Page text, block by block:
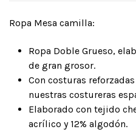
Ropa Mesa camilla:
Ropa Doble Grueso,
de gran grosor.
Con costuras
nuestras costureras
Elaborado con tejido
acrílico y 12% algodón.